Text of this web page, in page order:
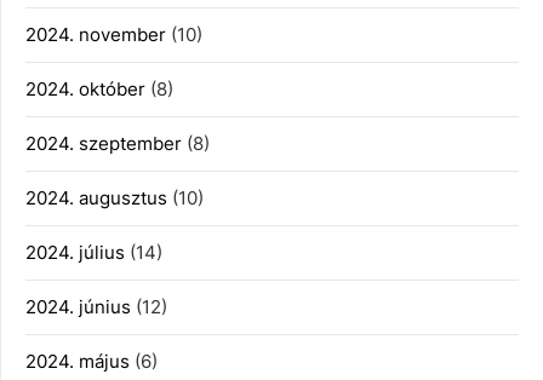
2024. november (10)
2024. október (8)
2024. szeptember (8)
2024. augusztus (10)
2024. július (14)
2024. június (12)
2024. május (6)